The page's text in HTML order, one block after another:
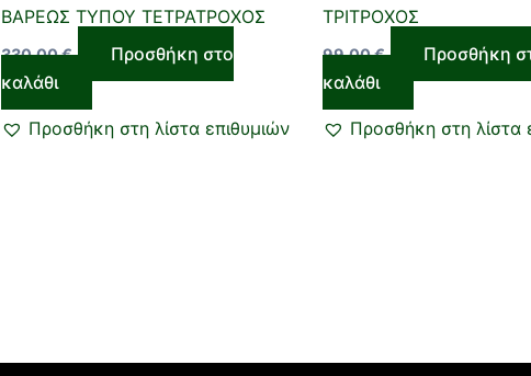
ΒΑΡΕΩΣ ΤΥΠΟΥ ΤΕΤΡΑΤΡΟΧΟΣ
330,00€
Προσθήκη στο
καλάθι
Προσθήκη στη λίστα επιθυμιών
ΤΡΙΤΡΟΧΟΣ
99,00€
Προσθήκη
καλάθι
Προσθήκη στη λίστα